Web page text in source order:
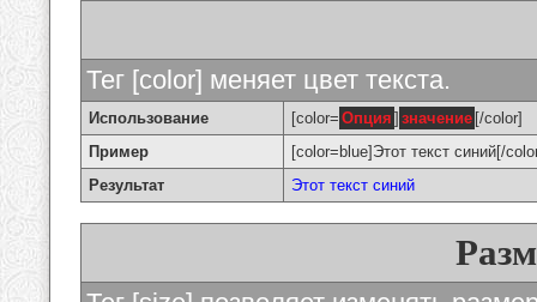
Тег [color] меняет цвет текста.
Использование [color= Опция ] значение [/color]
Пример
[color=blue]Этот текст синий[/
Результат
Этот текст синий